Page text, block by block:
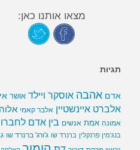
מצאו אותנו כאן:
תגיות
אדם אהבה אוסקר ויילד אושר
אלברט איינשטיין אלבר קאמי
אמונה אמת אנשים בין אדם לחברו
בנג'מין פרנקלין ברנרד שו ג'ורג' ברנרד שו